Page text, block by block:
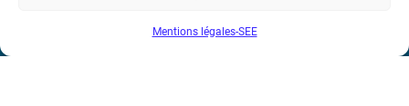
Mentions légales-SEE